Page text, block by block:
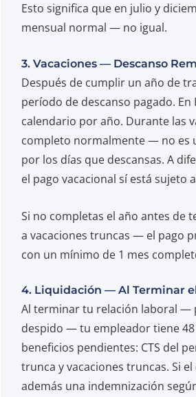
Esto significa que en julio y
mensual normal — no igual.
3. Vacaciones — Descanso
Después de cumplir un año de
período de descanso pagado. En
calendario por año. Durante las
completo normalmente — no es
por los días que descansas. A
el pago vacacional sí está sujeto
Si no completas el año antes de
a vacaciones truncas — el pago
con un mínimo de 1 mes
4. Liquidación — Al Terminar
Al terminar tu relación laboral —
despido — tu empleador tiene
beneficios pendientes: CTS del
trunca y vacaciones truncas. Si
además una indemnización